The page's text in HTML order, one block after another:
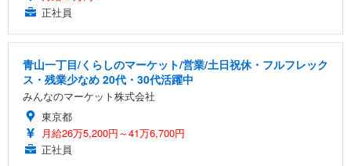
正社員
青山一丁目/くらしのマーケット/営業/土日祝休・フルフレック
ス・残業少なめ 20代・30代活躍中
みんなのマーケット株式会社
東京都
月給26万5,200円～41万6,700円
正社員